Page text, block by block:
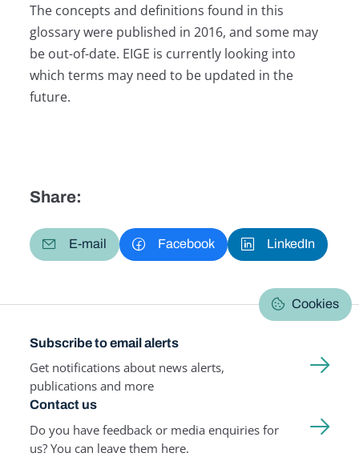
The concepts and definitions found in this
glossary were published in 2016, and some may
be out-of-date. EIGE is currently looking into
which terms may need to be updated in the
future.
Share:
E-mail Facebook LinkedIn
Cookies
Subscribe to email alerts
Get notifications about news alerts,
publications and more
Contact us
Do you have feedback or media enquiries for
us? You can leave them here.